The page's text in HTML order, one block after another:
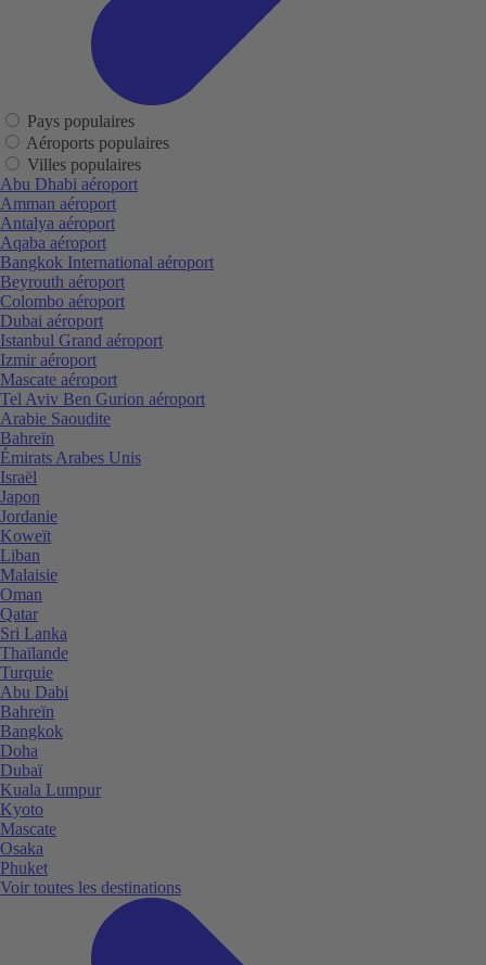
Pays populaires
Aéroports populaires
Villes populaires
Abu Dhabi aéroport
Amman aéroport
Antalya aéroport
Aqaba aéroport
Bangkok International aéroport
Beyrouth aéroport
Colombo aéroport
Dubai aéroport
Istanbul Grand aéroport
Izmir aéroport
Mascate aéroport
Tel Aviv Ben Gurion aéroport
Arabie Saoudite
Bahreïn
Émirats Arabes Unis
Israël
Japon
Jordanie
Koweït
Liban
Malaisie
Oman
Qatar
Sri Lanka
Thaïlande
Turquie
Abu Dabi
Bahreïn
Bangkok
Doha
Dubaï
Kuala Lumpur
Kyoto
Mascate
Osaka
Phuket
Voir toutes les destinations